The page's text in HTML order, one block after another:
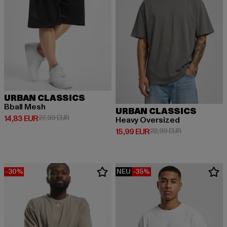
URBAN CLASSICS
Bball Mesh
14,83 EUR
Derzeitiger Preis: 14,83 EUR
27,99 EURAktionspreis: 27,99 EUR
URBAN CLASSICS
Heavy Oversized
15,99 EUR
Derzeitiger Preis: 15,99 EUR
22,99 EURAktionspreis:
-30% NEU -35%